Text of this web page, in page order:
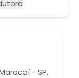
- SP,